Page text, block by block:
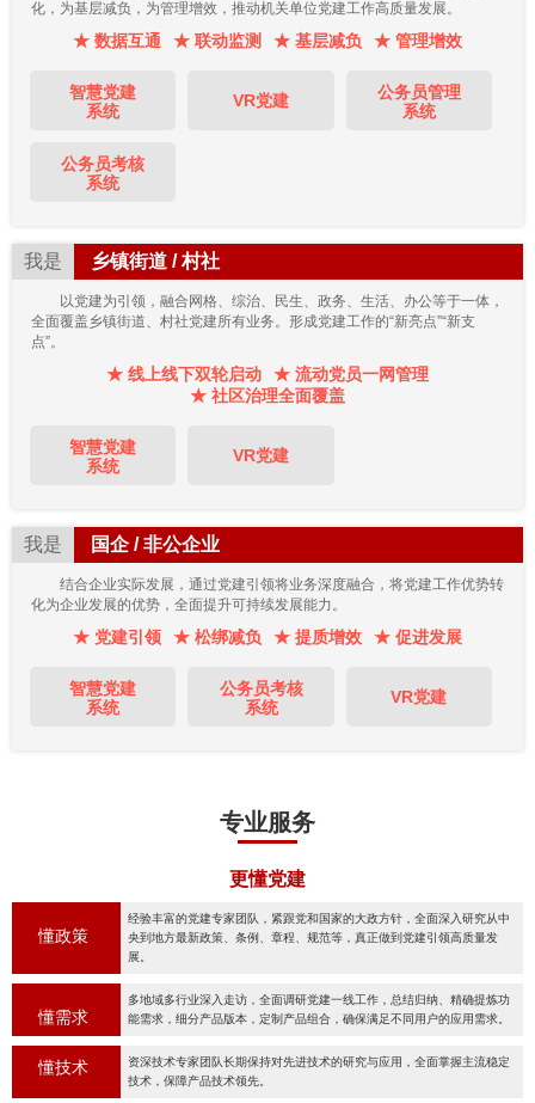
化，为基层减负，为管理增效，推动机关单位党建工作高质量发展。
★ 数据互通 ★ 联动监测 ★ 基层减负 ★ 管理增效
智慧党建
系统
VR党建
公务员管理
系统
公务员考核
系统
我是 乡镇街道 / 村社
以党建为引领，融合网格、综治、民生、政务、生活、办公等于一体，
全面覆盖乡镇街道、村社党建所有业务。形成党建工作的“新亮点”“新支
点”。
★ 线上线下双轮启动
★ 流动党员一网管理
★ 社区治理全面覆盖
智慧党建
系统
VR党建
我是 国企 / 非公企业
结合企业实际发展，通过党建引领将业务深度融合，将党建工作优势转
化为企业发展的优势，全面提升可持续发展能力。
★ 党建引领 ★ 松绑减负 ★ 提质增效 ★ 促进发展
智慧党建
系统
公务员考核
系统
VR党建
专业服务
更懂党建
懂政策
经验丰富的党建专家团队，紧跟党和国家的大政方针，全面深入研究从中
央到地方最新政策、条例、章程、规范等，真正做到党建引领高质量发
展。
懂需求
多地域多行业深入走访，全面调研党建一线工作，总结归纳、精确提炼功
能需求，细分产品版本，定制产品组合，确保满足不同用户的应用需求。
懂技术
资深技术专家团队长期保持对先进技术的研究与应用，全面掌握主流稳定
技术，保障产品技术领先。